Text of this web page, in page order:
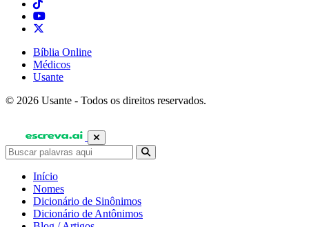
Bíblia Online
Médicos
Usante
© 2026 Usante - Todos os direitos reservados.
Início
Nomes
Dicionário de Sinônimos
Dicionário de Antônimos